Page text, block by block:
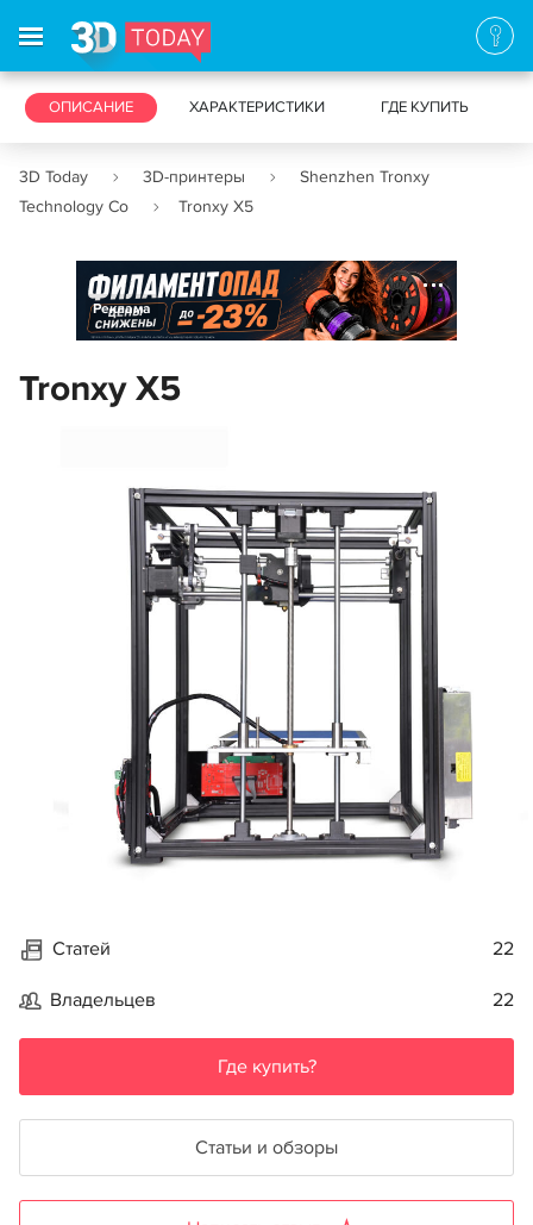
3D-ПРИНТЕРЫ 3D-СКАНЕРЫ
ОПИСАНИЕ ХАРАКТЕРИСТИКИ ГДЕ КУПИТЬ
3D Today 3D-принтеры
Shenzhen Tronxy
Technology Co
Tronxy X5
Реклама
Tronxy X5
Статей 22
Владельцев 22
Где купить?
Статьи и обзоры